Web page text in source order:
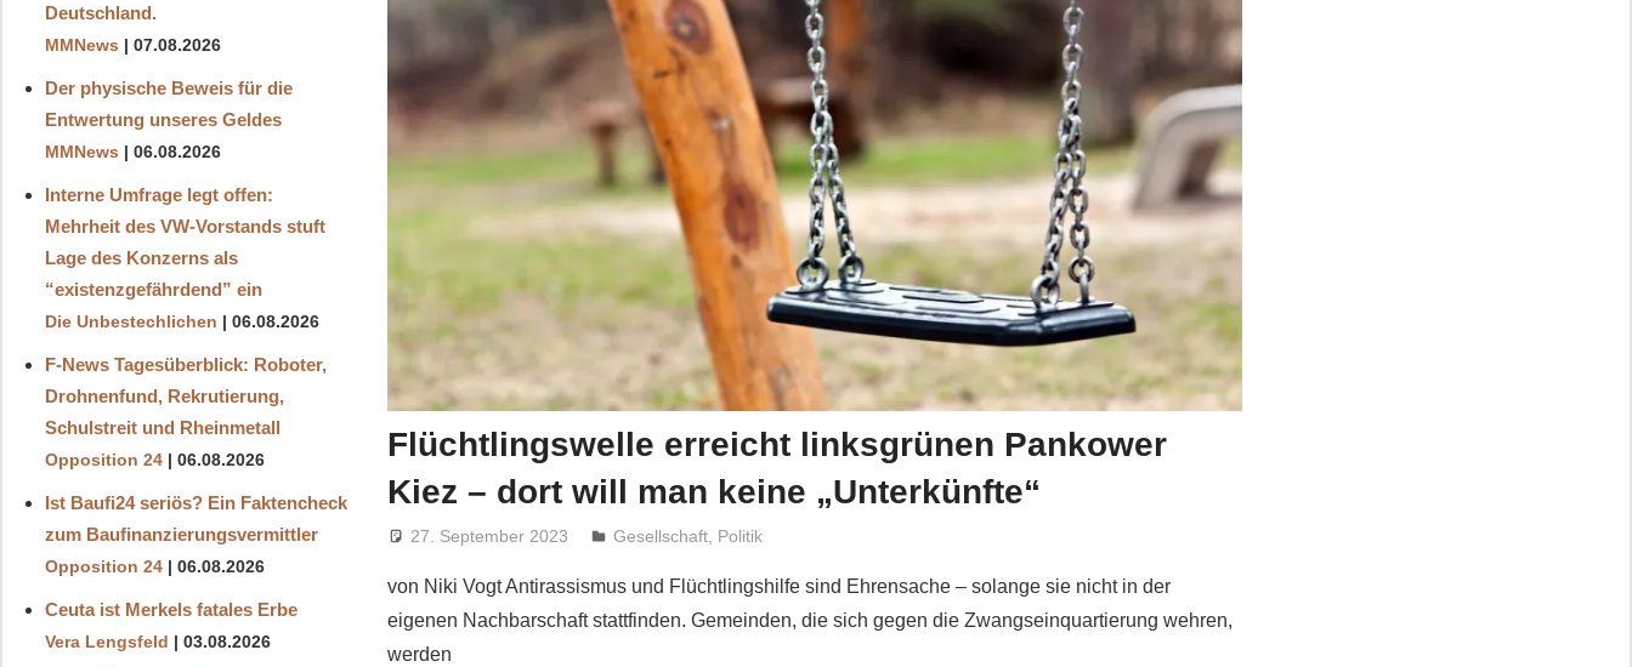
Flüchtlingswelle erreicht linksgrünen Pankower
Kiez – dort will man keine „Unterkünfte“
27. September 2023 Niki Vogt
Gesellschaft, Politik
von Niki Vogt Antirassismus und Flüchtlingshilfe sind Ehrensache – solange sie nicht in der
eigenen Nachbarschaft stattfinden. Gemeinden, die sich gegen die Zwangseinquartierung wehren,
werden
Deutschland.
MMNews 07.08.2026
Der physische Beweis für die
Entwertung unseres Geldes
MMNews 06.08.2026
Interne Umfrage legt offen:
Mehrheit des VW-Vorstands stuft
Lage des Konzerns als
“existenzgefährdend” ein
Die Unbestechlichen 06.08.2026
F-News Tagesüberblick: Roboter,
Drohnenfund, Rekrutierung,
Schulstreit und Rheinmetall
Opposition 24 06.08.2026
Ist Baufi24 seriös? Ein Faktencheck
zum Baufinanzierungsvermittler
Opposition 24 06.08.2026
Ceuta ist Merkels fatales Erbe
Vera Lengsfeld 03.08.2026